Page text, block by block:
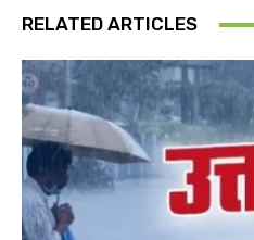
RELATED ARTICLES